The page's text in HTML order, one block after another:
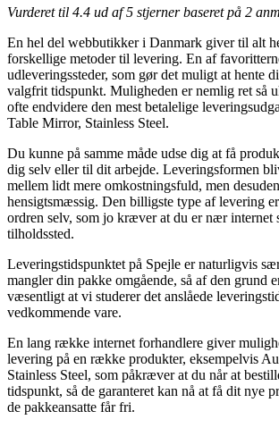
Vurderet til 4.4 ud af 5 stjerner baseret på 2
En hel del webbutikker i Danmark giver til alt
forskellige metoder til levering. En af
udleveringssteder, som gør det muligt at hente
valgfrit tidspunkt. Muligheden er nemlig ret så
ofte endvidere den mest betalelige
Table Mirror, Stainless Steel.
Du kunne på samme måde udse dig at få
dig selv eller til dit arbejde. Leveringsformen
mellem lidt mere omkostningsfuld, men
hensigtsmæssig. Den billigste type af levering
ordren selv, som jo kræver at du er nær internet
tilholdssted.
Leveringstidspunktet på Spejle er naturligvis
mangler din pakke omgående, så af den grund
væsentligt at vi studerer det anslåede
vedkommende vare.
En lang række internet forhandlere giver
levering på en række produkter, eksempelvis
Stainless Steel, som påkræver at du når at
tidspunkt, så de garanteret kan nå at få dit nye
de pakkeansatte får fri.